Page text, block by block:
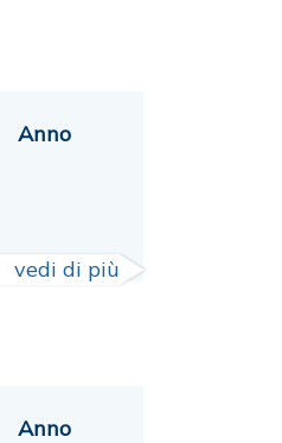
Anno
vedi di più
Anno